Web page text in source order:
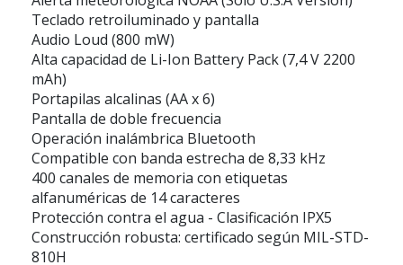
Teclado retroiluminado y pantalla
Audio Loud (800 mW)
Alta capacidad de Li-Ion Battery Pack (7,4 V 2200
mAh)
Portapilas alcalinas (AA x 6)
Pantalla de doble frecuencia
Operación inalámbrica Bluetooth
Compatible con banda estrecha de 8,33 kHz
400 canales de memoria con etiquetas
alfanuméricas de 14 caracteres
Protección contra el agua - Clasificación IPX5
Construcción robusta: certificado según MIL-STD-
810H